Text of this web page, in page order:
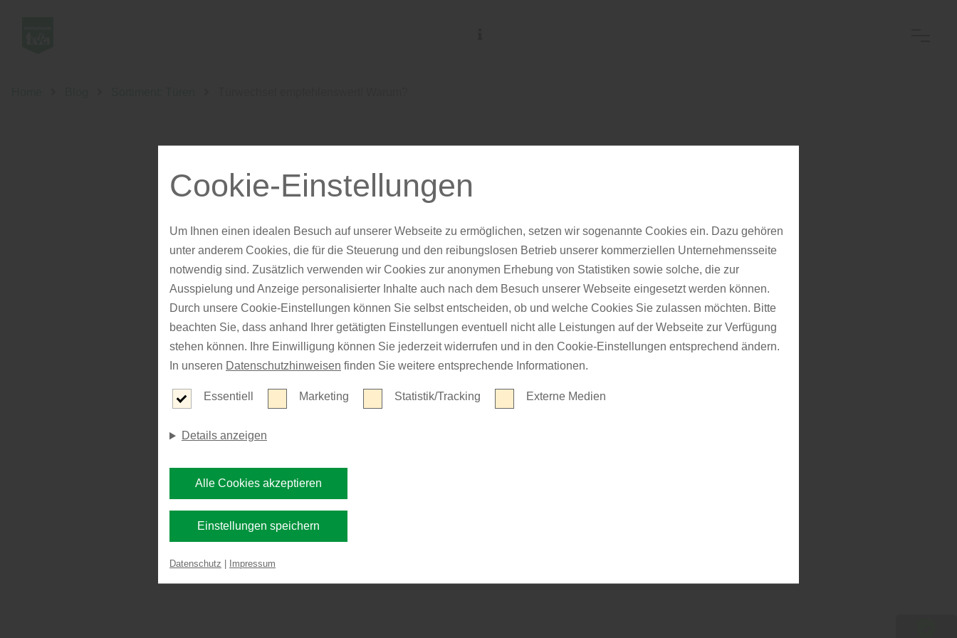
Türwechsel empfehlenswert!
Warum?
Cookie-Einstellungen
Um Ihnen einen idealen Besuch auf unserer Webseite zu ermöglichen, setzen wir sogenannte Cookies ein. Dazu gehören
unter anderem Cookies, die für die Steuerung und den reibungslosen Betrieb unserer kommerziellen Unternehmensseite
notwendig sind. Zusätzlich verwenden wir Cookies zur anonymen Erhebung von Statistiken sowie solche, die zur
Ausspielung und Anzeige personalisierter Inhalte auch nach dem Besuch unserer Webseite eingesetzt werden können.
Durch unsere Cookie-Einstellungen können Sie selbst entscheiden, ob und welche Cookies Sie zulassen möchten. Bitte
beachten Sie, dass anhand Ihrer getätigten Einstellungen eventuell nicht alle Leistungen auf der Webseite zur Verfügung
stehen können. Ihre Einwilligung können Sie jederzeit widerrufen und in den Cookie-Einstellungen entsprechend ändern.
In unseren Datenschutzhinweisen finden Sie weitere entsprechende Informationen.
Essentiell Marketing Statistik/Tracking Externe Medien
Details anzeigen
Alle Cookies akzeptieren
Einstellungen speichern
Datenschutz | Impressum